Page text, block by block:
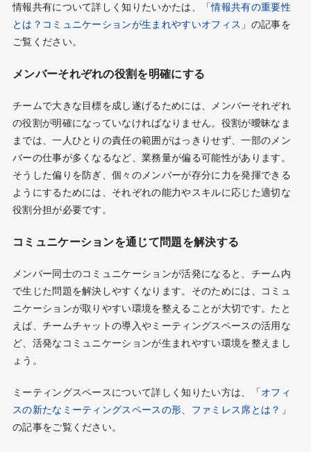
情報共有について詳しく知りたいかたは、「情報共有の重要性
とは？コミュニケーションが生まれやすいオフィス 」の記事を
ご覧ください。
メンバーそれぞれの役割を明確にする
チームで大きな目標を成し遂げるためには、メンバーそれぞれ
の役割が明確になっていなければなりません。役割が曖昧なま
までは、一人ひとりの責任の範囲がはっきりせず、一部のメン
バーの仕事が多くなるなど、業務量が偏る可能性があります。
そうした偏りを防ぎ、個々のメンバーが存分に力を発揮できる
ようにするためには、それぞれの能力やスキルに応じた適切な
役割分担が必要です。
コミュニケーションを通じて問題を解決する
メンバー同士のコミュニケーションが活発になると、チーム内
で生じた問題を解決しやすくなります。そのためには、コミュ
ニケーションが取りやすい環境を整えることが大切です。たと
えば、チームチャットの導入やミーティングスペースの活用な
ど、活発なコミュニケーションが生まれやすい環境を整えまし
ょう。
ミーティングスペースについて詳しく知りたい方は、「オフィ
スの新たなミーティングスペースの形、ファミレス席とは？ 」
の記事をご覧ください。